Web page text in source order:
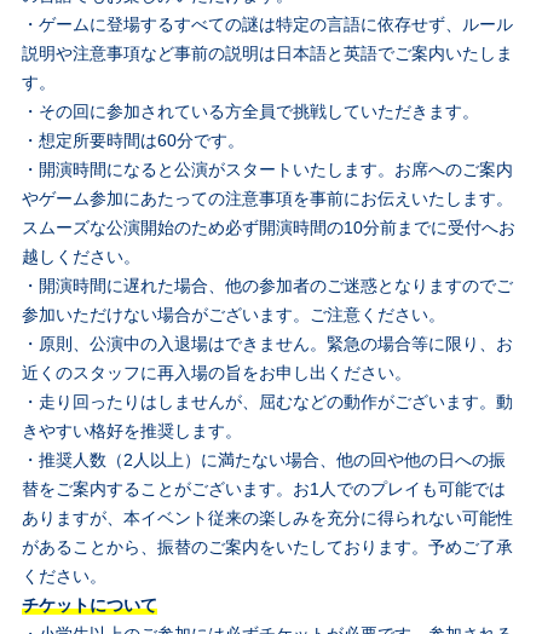
・ゲームに登場するすべての謎は特定の言語に依存せず、ルール
説明や注意事項など事前の説明は日本語と英語でご案内いたしま
す。
・その回に参加されている方全員で挑戦していただきます。
・想定所要時間は60分です。
・開演時間になると公演がスタートいたします。お席へのご案内
やゲーム参加にあたっての注意事項を事前にお伝えいたします。
スムーズな公演開始のため必ず開演時間の10分前までに受付へお
越しください。
・開演時間に遅れた場合、他の参加者のご迷惑となりますのでご
参加いただけない場合がございます。ご注意ください。
・原則、公演中の入退場はできません。緊急の場合等に限り、お
近くのスタッフに再入場の旨をお申し出ください。
・走り回ったりはしませんが、屈むなどの動作がございます。動
きやすい格好を推奨します。
・推奨人数（2人以上）に満たない場合、他の回や他の日への振
替をご案内することがございます。お1人でのプレイも可能では
ありますが、本イベント従来の楽しみを充分に得られない可能性
があることから、振替のご案内をいたしております。予めご了承
ください。
チケットについて